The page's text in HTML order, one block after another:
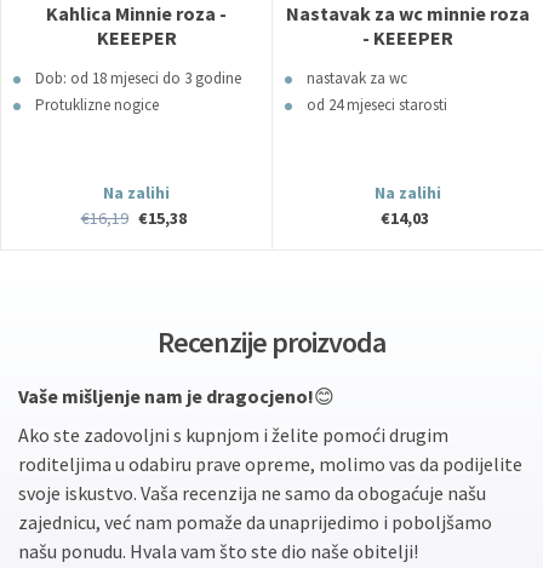
Kahlica Minnie roza -
KEEEPER
Dob: od 18 mjeseci do 3 godine
Protuklizne nogice
Na zalihi
€16,19 €15,38
Nastavak za wc minnie roza
- KEEEPER
nastavak za wc
od 24 mjeseci starosti
Na zalihi
€14,03
Recenzije proizvoda
Vaše mišljenje nam je dragocjeno!😊
Ako ste zadovoljni s kupnjom i želite pomoći drugim
roditeljima u odabiru prave opreme, molimo vas da podijelite
svoje iskustvo. Vaša recenzija ne samo da obogaćuje našu
zajednicu, već nam pomaže da unaprijedimo i poboljšamo
našu ponudu. Hvala vam što ste dio naše obitelji!